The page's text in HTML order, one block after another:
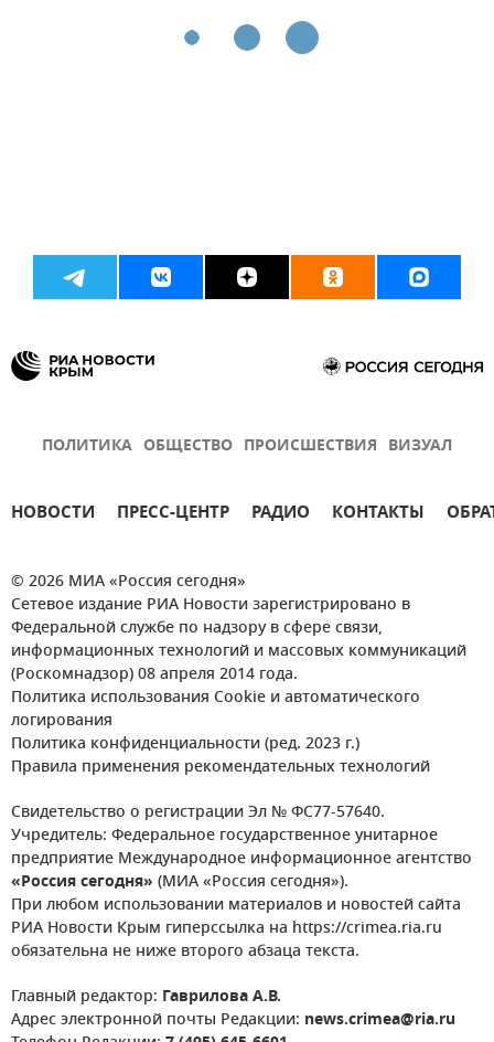
ПОЛИТИКА ОБЩЕСТВО ПРОИСШЕСТВИЯ ВИЗУАЛ
НОВОСТИ ПРЕСС-ЦЕНТР РАДИО КОНТАКТЫ
© 2026 МИА «Россия сегодня»
Сетевое издание РИА Новости зарегистрировано в
Федеральной службе по надзору в сфере связи,
информационных технологий и массовых коммуникаций
(Роскомнадзор) 08 апреля 2014 года.
Политика использования Cookie и автоматического
логирования
Политика конфиденциальности (ред. 2023 г.)
Правила применения рекомендательных технологий
Свидетельство о регистрации Эл № ФС77-57640.
Учредитель: Федеральное государственное унитарное
предприятие Международное информационное агентство
«Россия сегодня» (МИА «Россия сегодня»).
При любом использовании материалов и новостей сайта
РИА Новости Крым гиперссылка на https://crimea.ria.ru
обязательна не ниже второго абзаца текста.
Главный редактор: Гаврилова А.В.
Адрес электронной почты Редакции: news.crimea@ria.ru